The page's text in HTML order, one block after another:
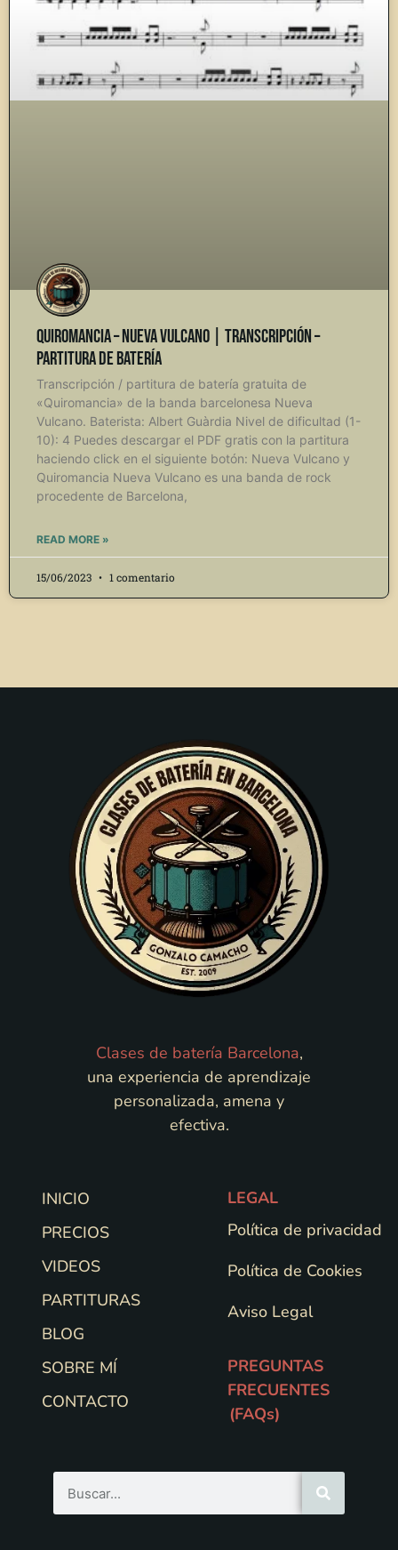
Quiromancia – Nueva Vulcano | Transcripción –
Partitura de Batería
Transcripción / partitura de batería gratuita de
«Quiromancia» de la banda barcelonesa Nueva
Vulcano. Baterista: Albert Guàrdia Nivel de dificultad (1-
10): 4 Puedes descargar el PDF gratis con la partitura
haciendo click en el siguiente botón: Nueva Vulcano y
Quiromancia Nueva Vulcano es una banda de rock
procedente de Barcelona,
READ MORE »
15/06/2023 1 comentario
Clases de batería Barcelona,
una experiencia de aprendizaje
personalizada, amena y
efectiva.
INICIO
PRECIOS
VIDEOS
PARTITURAS
BLOG
SOBRE MÍ
CONTACTO
LEGAL
Política de privacidad
Política de Cookies
Aviso Legal
PREGUNTAS
FRECUENTES
(FAQs)